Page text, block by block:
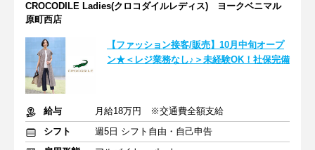
CROCODILE Ladies(クロコダイルレディス) ヨークベニマル
原町西店
【ファッション接客/販売】10月中旬オープ
ン★＜レジ業務なし♪＞未経験OK！社保完備
給与
月給18万円 ※交通費全額支給
シフト
週5日 シフト自由・自己申告